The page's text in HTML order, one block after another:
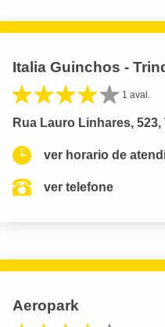
Italia Guinchos -
1 aval.
Rua Lauro Linhares,
ver horario de
ver telefone
Aeropark